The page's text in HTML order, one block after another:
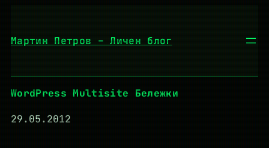
Мартин Петров – Личен блог
WordPress Multisite Бележки
29.05.2012